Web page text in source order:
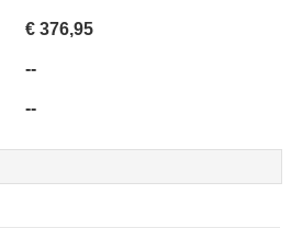
€ 376,95
--
--